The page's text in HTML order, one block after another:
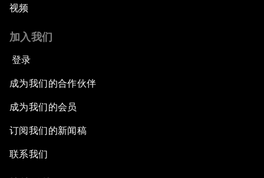
视频
加入我们
登录
成为我们的合作伙伴
成为我们的会员
订阅我们的新闻稿
联系我们